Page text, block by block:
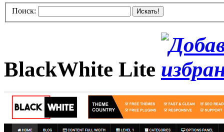
Поиск: Искать!
BlackWhite Lite